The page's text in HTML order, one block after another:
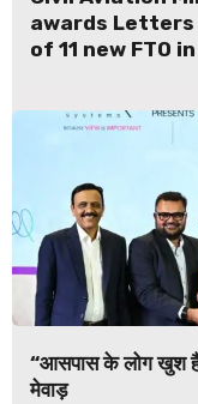
awards
of 11 new FTO
“आसपास के लोग खुश हैं,
मेवाड़